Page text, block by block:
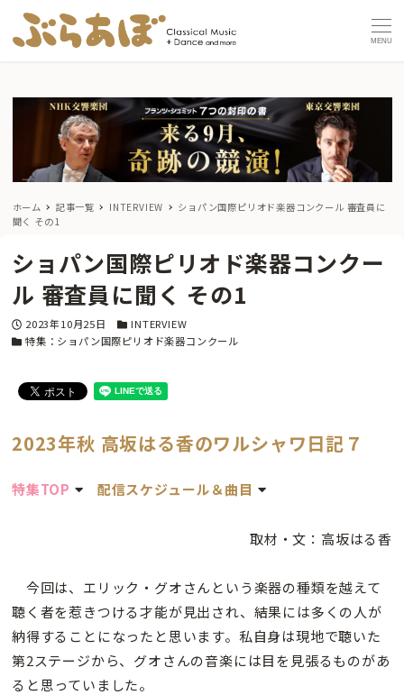
MENU
ホーム 記事一覧 INTERVIEW
ショパン国際ピリオド楽器コンクール 審査員に
聞く その1
ショパン国際ピリオド楽器コンクー
ル 審査員に聞く その1
投稿日
2023年10月25日 カテゴリー
INTERVIEW
カテゴリー
特集：ショパン国際ピリオド楽器コンクール
2023年秋 高坂はる香のワルシャワ日記７
特集TOP 配信スケジュール＆曲目
取材・文：高坂はる香
今回は、エリック・グオさんという楽器の種類を越えて
聴く者を惹きつける才能が見出され、結果には多くの人が
納得することになったと思います。私自身は現地で聴いた
第2ステージから、グオさんの音楽には目を見張るものがあ
ると思っていました。